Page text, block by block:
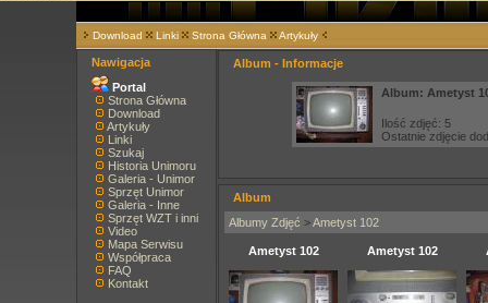
Download Linki Strona Główna Artykuły
Nawigacja
Portal
Strona Główna
Download
Artykuły
Linki
Szukaj
Historia Unimoru
Galeria - Unimor
Sprzęt Unimor
Galeria - Inne
Sprzęt WZT i inni
Video
Mapa Serwisu
Współpraca
FAQ
Kontakt
Album - Informacje
Album: Ametyst
Ilość zdjęć: 5
Ostatnie zdjęcie
Album
Albumy Zdjęć >Ametyst 102
Ametyst 102 Ametyst 102